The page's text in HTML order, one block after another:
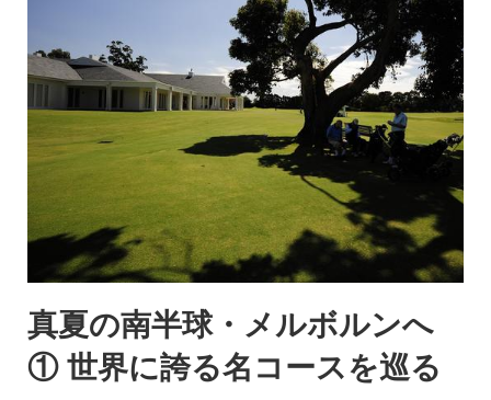
真夏の南半球・メルボルンへ
① 世界に誇る名コースを巡る